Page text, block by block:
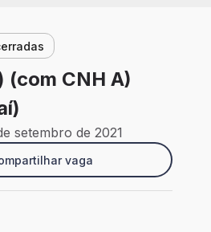
(com CNH A)
setembro de 2021
vaga
- SP